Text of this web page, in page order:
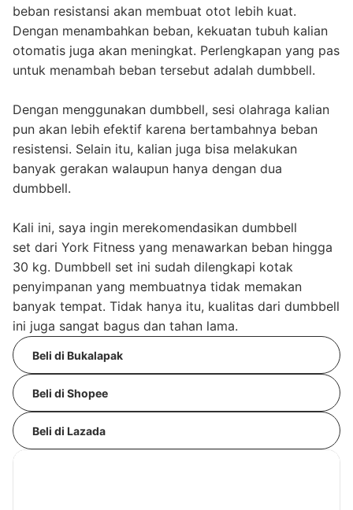
beban resistansi akan membuat otot lebih kuat.
Dengan menambahkan beban, kekuatan tubuh kalian
otomatis juga akan meningkat. Perlengkapan yang pas
untuk menambah beban tersebut adalah dumbbell.
Dengan menggunakan dumbbell, sesi olahraga kalian
pun akan lebih efektif karena bertambahnya beban
resistensi. Selain itu, kalian juga bisa melakukan
banyak gerakan walaupun hanya dengan dua
dumbbell.
Kali ini, saya ingin merekomendasikan dumbbell
set dari York Fitness yang menawarkan beban hingga
30 kg. Dumbbell set ini sudah dilengkapi kotak
penyimpanan yang membuatnya tidak memakan
banyak tempat. Tidak hanya itu, kualitas dari dumbbell
ini juga sangat bagus dan tahan lama.
Beli di Bukalapak
Beli di Shopee
Beli di Lazada